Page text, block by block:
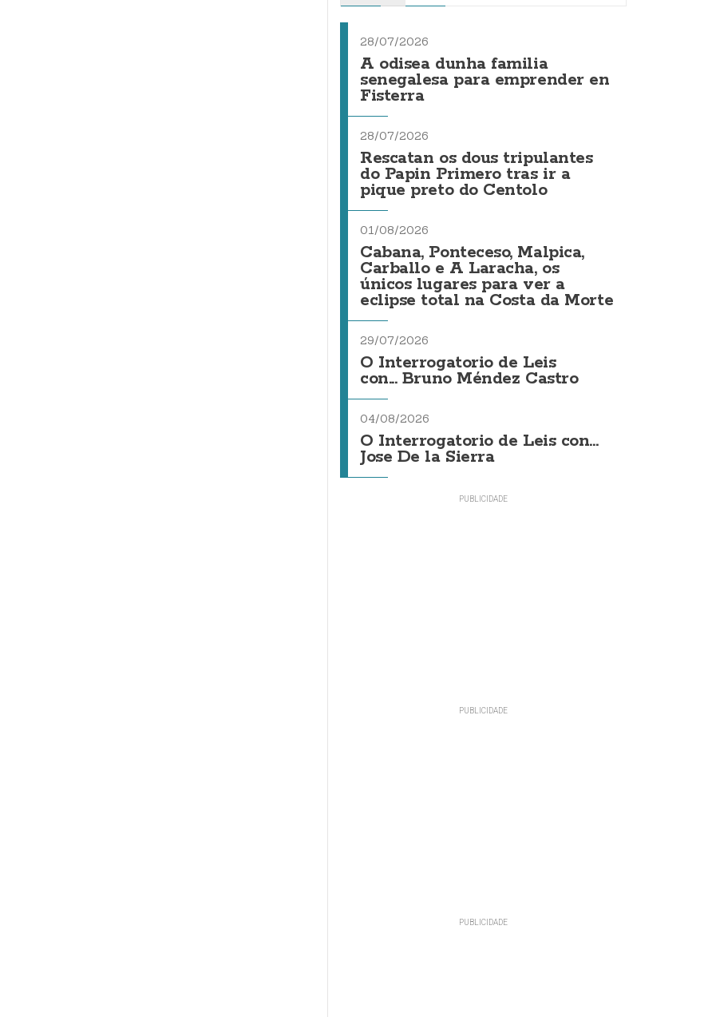
28/07/2026
A odisea dunha familia
senegalesa para emprender en
Fisterra
28/07/2026
Rescatan os dous tripulantes
do Papin Primero tras ir a
pique preto do Centolo
01/08/2026
Cabana, Ponteceso, Malpica,
Carballo e A Laracha, os
únicos lugares para ver a
eclipse total na Costa da Morte
29/07/2026
O Interrogatorio de Leis
con... Bruno Méndez Castro
04/08/2026
O Interrogatorio de Leis con...
Jose De la Sierra